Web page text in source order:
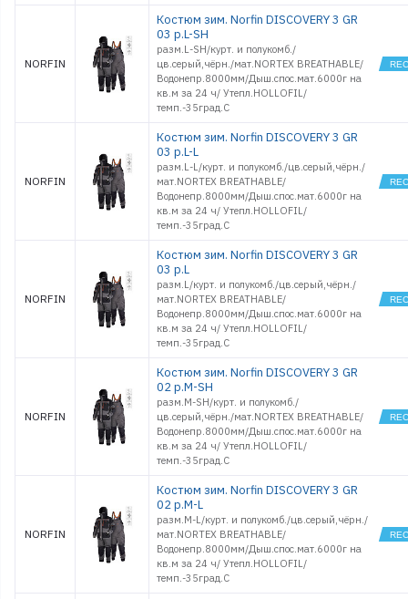
NORFIN
Костюм зим. Norfin DISCOVERY 3 GR
03 р.L-SH
разм.L-SH/курт. и полукомб./
цв.серый,чёрн./мат.NORTEX BREATHABLE/
Водонепр.8000мм/Дыш.спос.мат.6000г на
кв.м за 24 ч/ Утепл.HOLLOFIL/
темп.-35град.С
NORFIN
Костюм зим. Norfin DISCOVERY 3 GR
03 р.L-L
разм.L-L/курт. и полукомб./цв.серый,чёрн./
мат.NORTEX BREATHABLE/
Водонепр.8000мм/Дыш.спос.мат.6000г на
кв.м за 24 ч/ Утепл.HOLLOFIL/
темп.-35град.С
NORFIN
Костюм зим. Norfin DISCOVERY 3 GR
03 р.L
разм.L/курт. и полукомб./цв.серый,чёрн./
мат.NORTEX BREATHABLE/
Водонепр.8000мм/Дыш.спос.мат.6000г на
кв.м за 24 ч/ Утепл.HOLLOFIL/
темп.-35град.С
NORFIN
Костюм зим. Norfin DISCOVERY 3 GR
02 р.M-SH
разм.M-SH/курт. и полукомб./
цв.серый,чёрн./мат.NORTEX BREATHABLE/
Водонепр.8000мм/Дыш.спос.мат.6000г на
кв.м за 24 ч/ Утепл.HOLLOFIL/
темп.-35град.С
NORFIN
Костюм зим. Norfin DISCOVERY 3 GR
02 р.M-L
разм.M-L/курт. и полукомб./цв.серый,чёрн./
мат.NORTEX BREATHABLE/
Водонепр.8000мм/Дыш.спос.мат.6000г на
кв.м за 24 ч/ Утепл.HOLLOFIL/
темп.-35град.С